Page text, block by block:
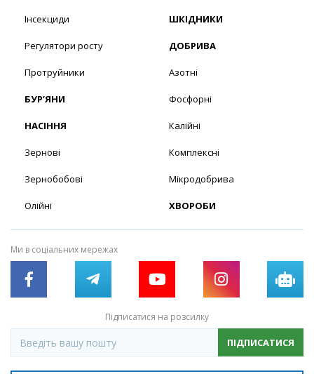
Інсекциди
Регулятори росту
Протруйники
БУР’ЯНИ
НАСІННЯ
Зернові
Зернобобові
Олійні
ШКІДНИКИ
ДОБРИВА
Азотні
Фосфорні
Калійні
Комплексні
Мікродобрива
ХВОРОБИ
Ми в соціальних мережах
Підписатися на розсилку
ПІДПИСАТИСЯ